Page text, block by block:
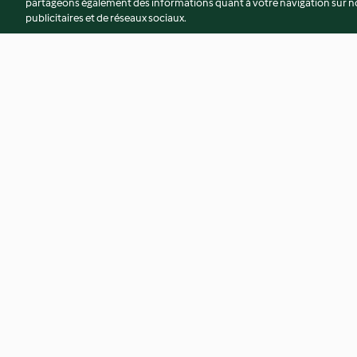
partageons également des informations quant à votre navigation sur
publicitaires et de réseaux sociaux.